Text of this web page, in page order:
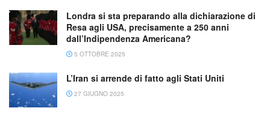
Londra si sta preparando alla dichiarazione di
Resa agli USA, precisamente a 250 anni
dall’Indipendenza Americana?
5 OTTOBRE 2025
L’Iran si arrende di fatto agli Stati Uniti
27 GIUGNO 2025